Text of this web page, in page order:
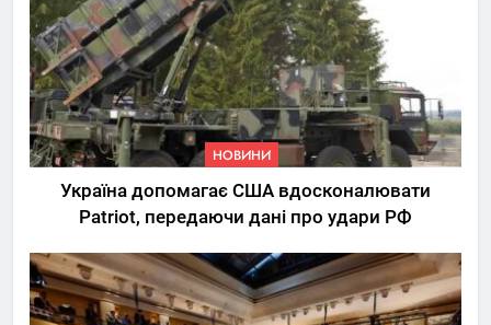
НОВИНИ
Україна допомагає США вдосконалювати
Patriot, передаючи дані про удари РФ